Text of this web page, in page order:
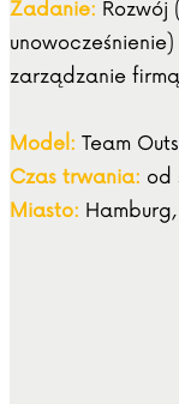
Zadanie: Rozwój
zarządzanie
Model: Team
Czas trwania: od
Miasto: